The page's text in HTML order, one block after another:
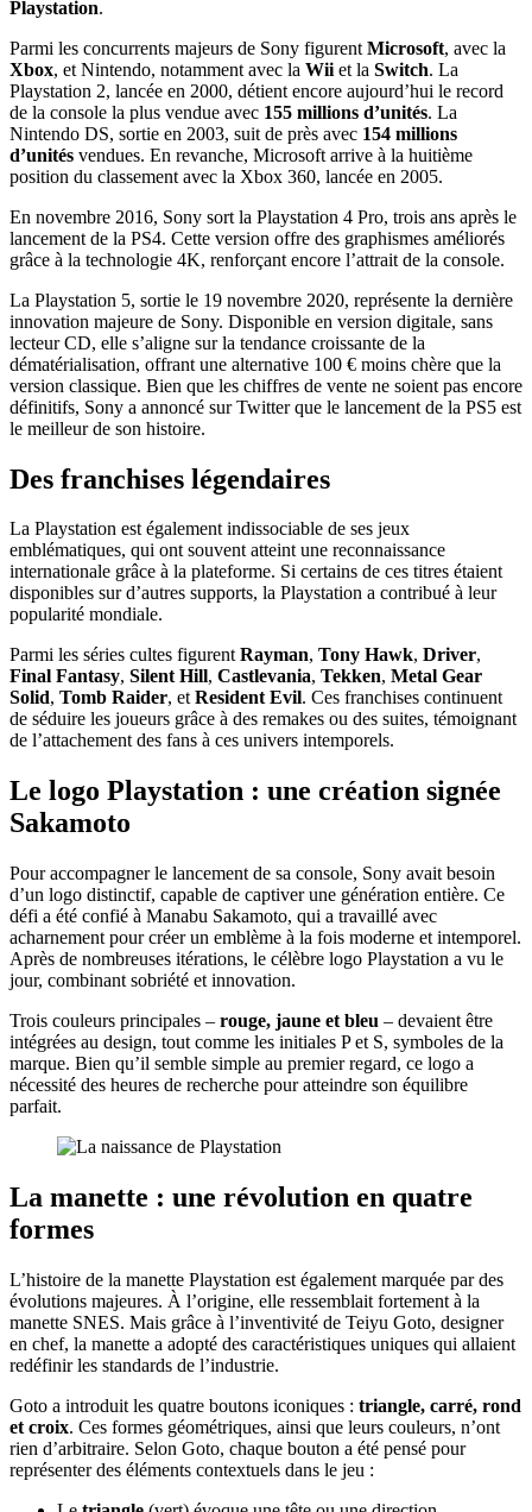
Playstation.
Parmi les concurrents majeurs de Sony figurent Microsoft, avec la
Xbox, et Nintendo, notamment avec la Wii et la Switch. La
Playstation 2, lancée en 2000, détient encore aujourd’hui le record
de la console la plus vendue avec 155 millions d’unités. La
Nintendo DS, sortie en 2003, suit de près avec 154 millions
d’unités vendues. En revanche, Microsoft arrive à la huitième
position du classement avec la Xbox 360, lancée en 2005.
En novembre 2016, Sony sort la Playstation 4 Pro, trois ans après le
lancement de la PS4. Cette version offre des graphismes améliorés
grâce à la technologie 4K, renforçant encore l’attrait de la console.
La Playstation 5, sortie le 19 novembre 2020, représente la dernière
innovation majeure de Sony. Disponible en version digitale, sans
lecteur CD, elle s’aligne sur la tendance croissante de la
dématérialisation, offrant une alternative 100 € moins chère que la
version classique. Bien que les chiffres de vente ne soient pas encore
définitifs, Sony a annoncé sur Twitter que le lancement de la PS5 est
le meilleur de son histoire.
Des franchises légendaires
La Playstation est également indissociable de ses jeux
emblématiques, qui ont souvent atteint une reconnaissance
internationale grâce à la plateforme. Si certains de ces titres étaient
disponibles sur d’autres supports, la Playstation a contribué à leur
popularité mondiale.
Parmi les séries cultes figurentRayman, Tony Hawk, Driver,
Final Fantasy, Silent Hill, Castlevania, Tekken, Metal Gear
Solid, Tomb Raider, etResident Evil. Ces franchises continuent
de séduire les joueurs grâce à des remakes ou des suites, témoignant
de l’attachement des fans à ces univers intemporels.
Le logo Playstation : une création signée
Sakamoto
Pour accompagner le lancement de sa console, Sony avait besoin
d’un logo distinctif, capable de captiver une génération entière. Ce
défi a été confié à Manabu Sakamoto, qui a travaillé avec
acharnement pour créer un emblème à la fois moderne et intemporel.
Après de nombreuses itérations, le célèbre logo Playstation a vu le
jour, combinant sobriété et innovation.
Trois couleurs principales – rouge, jaune et bleu – devaient être
intégrées au design, tout comme les initiales P et S, symboles de la
marque. Bien qu’il semble simple au premier regard, ce logo a
nécessité des heures de recherche pour atteindre son équilibre
parfait.
La manette : une révolution en quatre
formes
L’histoire de la manette Playstation est également marquée par des
évolutions majeures. À l’origine, elle ressemblait fortement à la
manette SNES. Mais grâce à l’inventivité de Teiyu Goto, designer
en chef, la manette a adopté des caractéristiques uniques qui allaient
redéfinir les standards de l’industrie.
Goto a introduit les quatre boutons iconiques : triangle, carré, rond
et croix. Ces formes géométriques, ainsi que leurs couleurs, n’ont
rien d’arbitraire. Selon Goto, chaque bouton a été pensé pour
représenter des éléments contextuels dans le jeu :